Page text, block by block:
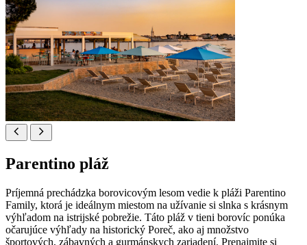
Parentino pláž
Príjemná prechádzka borovicovým lesom vedie k pláži Parentino
Family, ktorá je ideálnym miestom na užívanie si slnka s krásnym
výhľadom na istrijské pobrežie. Táto pláž v tieni borovíc ponúka
očarujúce výhľady na historický Poreč, ako aj množstvo
športových, zábavných a gurmánskych zariadení. Prenajmite si